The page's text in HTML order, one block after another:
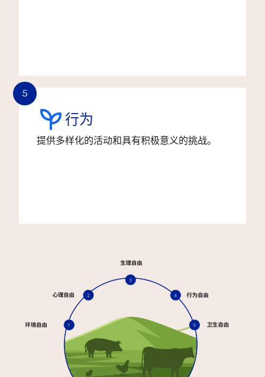
5
行为
提供多样化的活动和具有积极意义的挑战。